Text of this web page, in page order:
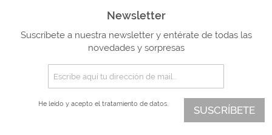
Newsletter
Suscríbete a nuestra newsletter y entérate de todas las
novedades y sorpresas
SUSCRÍBETE
He leído y acepto el tratamiento de datos.